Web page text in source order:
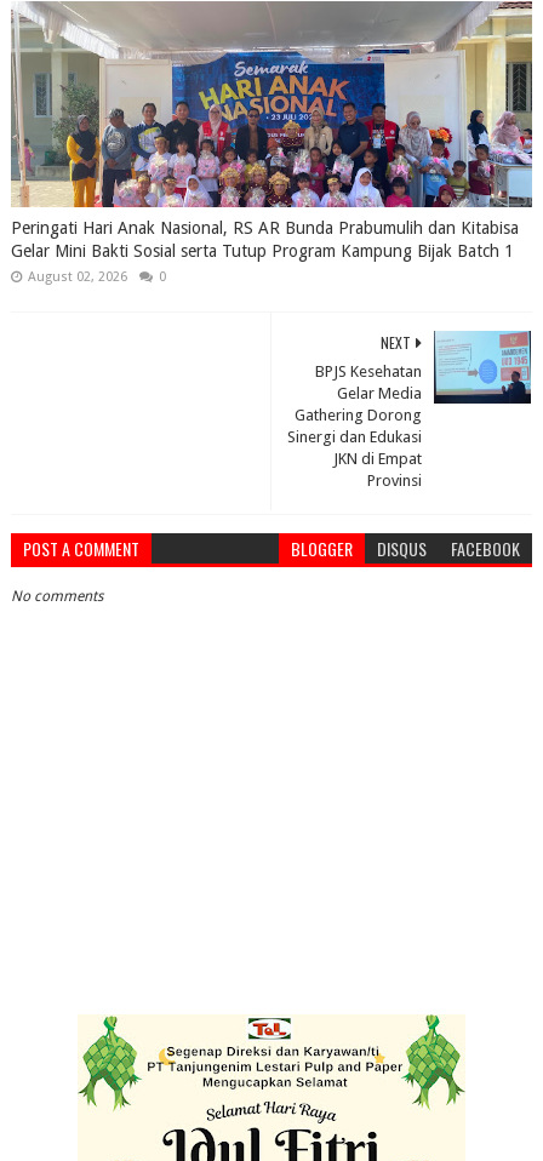
Peringati Hari Anak Nasional, RS AR Bunda Prabumulih dan Kitabisa
Gelar Mini Bakti Sosial serta Tutup Program Kampung Bijak Batch 1
August 02, 2026 0
NEXT
BPJS Kesehatan
Gelar Media
Gathering Dorong
Sinergi dan Edukasi
JKN di Empat
Provinsi
POST A COMMENT BLOGGER DISQUS FACEBOOK
No comments